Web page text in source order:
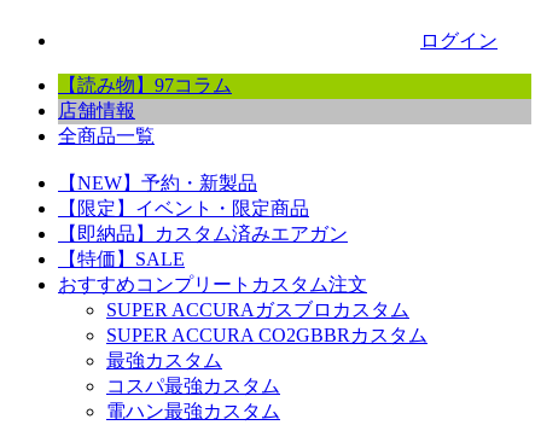
ログイン
【読み物】97コラム
店舗情報
全商品一覧
【NEW】予約・新製品
【限定】イベント・限定商品
【即納品】カスタム済みエアガン
【特価】SALE
おすすめコンプリートカスタム注文
SUPER ACCURAガスブロカスタム
SUPER ACCURA CO2GBBRカスタム
最強カスタム
コスパ最強カスタム
電ハン最強カスタム